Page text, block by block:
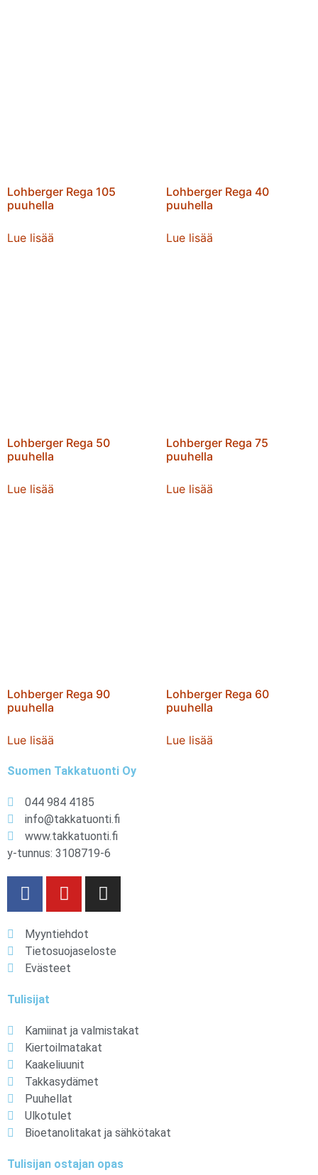
Lohberger Rega 105
puuhella
Lue lisää
Lohberger Rega 40
puuhella
Lue lisää
Lohberger Rega 50
puuhella
Lue lisää
Lohberger Rega 75
puuhella
Lue lisää
Lohberger Rega 90
puuhella
Lue lisää
Lohberger Rega 60
puuhella
Lue lisää
Suomen Takkatuonti Oy
044 984 4185
info@takkatuonti.fi
www.takkatuonti.fi
y-tunnus: 3108719-6
Myyntiehdot
Tietosuojaseloste
Evästeet
Tulisijat
Kamiinat ja valmistakat
Kiertoilmatakat
Kaakeliuunit
Takkasydämet
Puuhellat
Ulkotulet
Bioetanolitakat ja sähkötakat
Tulisijan ostajan opas